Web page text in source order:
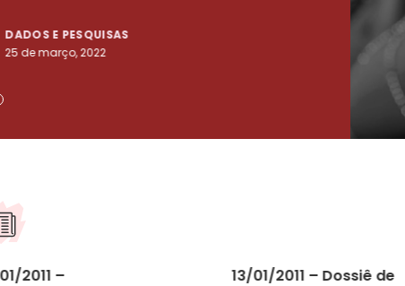
DADOS E PESQUISAS
25 de março, 2022
23
2011 –
13/01/2011 – Dossiê de